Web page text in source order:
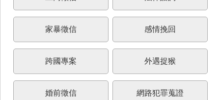
家暴徵信 感情挽回
跨國專案 外遇捉猴
婚前徵信 網路犯罪蒐證